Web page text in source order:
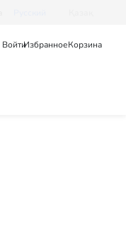
ВойтиИзбранноеКорзина